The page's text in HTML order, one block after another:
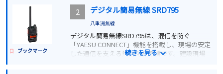
ブックマーク
2 デジタル簡易無線 SRD795
八重洲無線
デジタル簡易無線SRD795は、混信を防ぐ
「YAESU CONNECT」機能を搭載し、現場の安定
した通信を支える業務用無線機です。建設現場
続きを見る